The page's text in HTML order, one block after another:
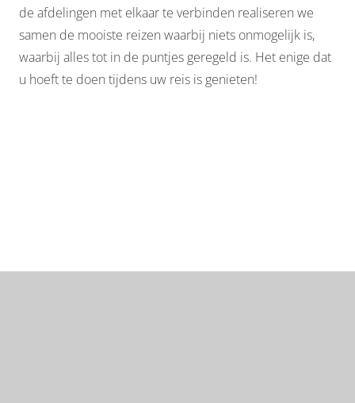
de afdelingen met elkaar te verbinden realiseren we
samen de mooiste reizen waarbij niets onmogelijk is,
waarbij alles tot in de puntjes geregeld is. Het enige dat
u hoeft te doen tijdens uw reis is genieten!